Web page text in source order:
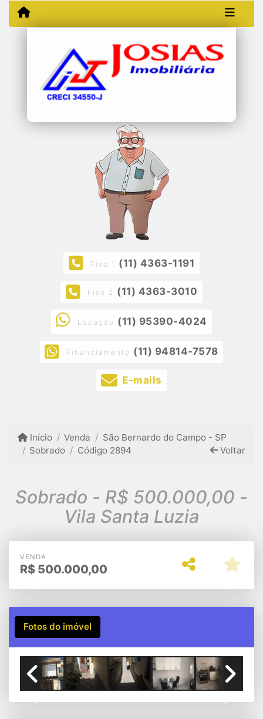
Fixo 1 (11) 4363-1191
Fixo 2 (11) 4363-3010
Locação (11) 95390-4024
Financiamento (11) 94814-7578
E-mails
Início Venda
São Bernardo do Campo - SP
Sobrado
Código 2894 Voltar
Sobrado - R$ 500.000,00 -
Vila Santa Luzia
VENDA
R$ 500.000,00
Fotos do imóvel